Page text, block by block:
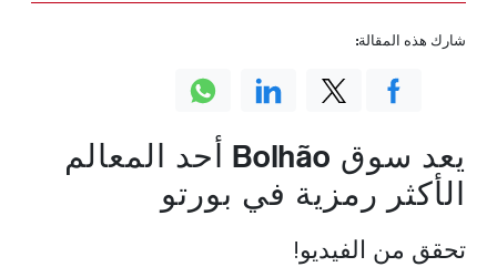
يعد سوق Bolhão أحد المعالم
الأكثر رمزية في بورتو
تحقق من الفيديو!
شارك هذه المقالة: